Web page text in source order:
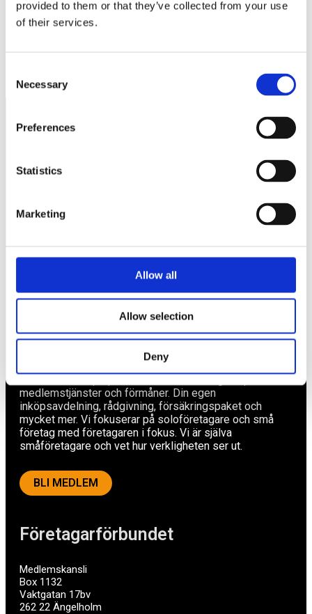
provided to them or that they’ve collected from your use
of their services.
Selection
Necessary
Preferences
Statistics
Marketing
Allow all
Allow selection
Deny
Företagarförbundet
Medlemskansli
Box 1132
Vaktgatan 17bv
262 22 Ängelholm
Av småföretagare, för småföretagare
medlemstjänster och förmåner. Din egen
inköpsavdelning, rådgivning, försäkringspaket och
mycket mer. Vi fokuserar på soloföretagare och små
företag med företagaren i fokus. Vi är själva
småföretagare och vet hur verkligheten ser ut.
BLI MEDLEM
Förmåner
Rådgivning
Om oss